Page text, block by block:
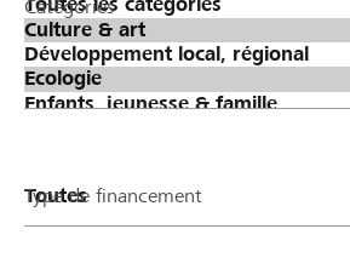
Catégories
Type de financement